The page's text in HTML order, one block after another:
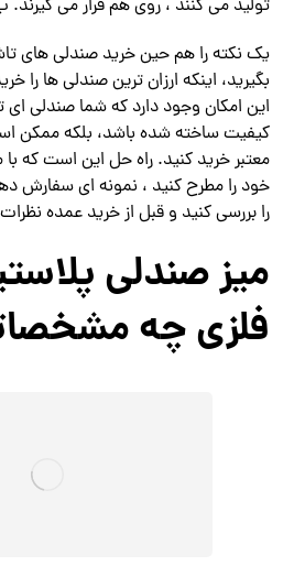
تولید می کنند ، روی هم قرار می گیرند.
یک نکته را هم حین خرید صندلی های
بگیرید، اینکه ارزان ترین صندلی ها را
این امکان وجود دارد که شما صندلی ای
کیفیت ساخته شده باشد، بلکه ممکن
معتبر خرید کنید. راه حل این است که
خود را مطرح کنید ، نمونه ای سفارش
را بررسی کنید و قبل از خرید عمده نظرات
میز صندلی
فلزی چه